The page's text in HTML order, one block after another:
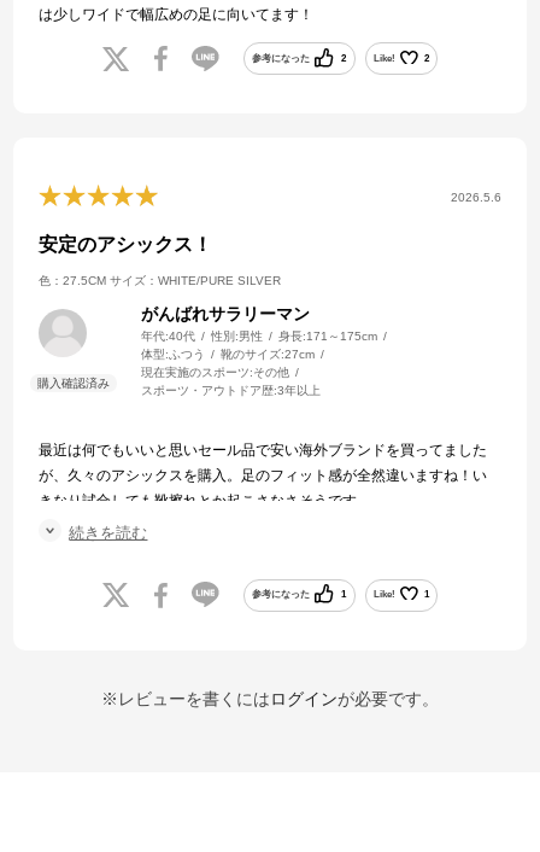
は少しワイドで幅広めの足に向いてます！
参考になった 2 Like! 2
2026.5.6
安定のアシックス！
色：27.5CM サイズ：WHITE/PURE SILVER
がんばれサラリーマン
年代:40代 性別:男性 身長:171～175cm
体型: ふつう 靴のサイズ:27cm
現在実施のスポーツ:その他
スポーツ・アウトドア歴:3年以上
最近は何でもいいと思いセール品で安い海外ブランドを買ってました
が、久々のアシックスを購入。足のフィット感が全然違いますね！い
きなり試合しても靴擦れとか起こさなさそうです。
やはり機能性能を日本人向けに作っているアシックスの安定感には驚
続きを読む
参考になった 1 Like! 1
※レビューを書くにはログインが必要です。